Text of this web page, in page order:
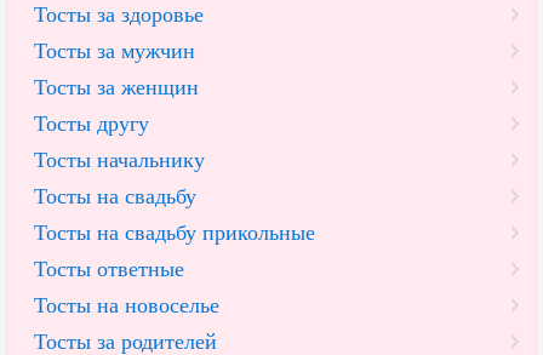
Тосты за здоровье
Тосты за мужчин
Тосты за женщин
Тосты другу
Тосты начальнику
Тосты на свадьбу
Тосты на свадьбу прикольные
Тосты ответные
Тосты на новоселье
Тосты за родителей